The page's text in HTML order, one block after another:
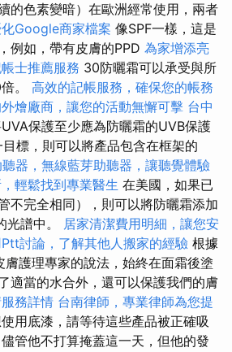
的色素變暗）在歐洲經常使用，兩者
Google商家檔案 像SPF一樣，這是
例如，帶有皮膚的PPD 為家增添亮
士推薦服務 30防曬霜可以承受與所
。 高效的記帳服務，確保您的帳務
燴廠商，讓您的活動無懈可擊 台中
保護至少應為防曬霜的UVB保護
標，則可以將產品包含在框架的
器，無線藍芽助聽器，讓聽覺體驗
輕鬆找到專業醫生 在美國，如果已
不完全相同），則可以將防曬霜添加
光譜中。 居家清潔費用明細，讓您安
討論，了解其他人搬家的經驗 根據
護理專家的說法，始終在面霜後塗
適當的水合外，還可以保護我們的膚
務詳情 台南律師，專業律師為您提
用底漆，請等待這些產品被正確吸
管他不打算掩蓋這一天，但他的發